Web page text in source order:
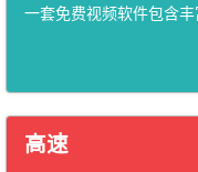
一套免费视频软件包含丰
高速